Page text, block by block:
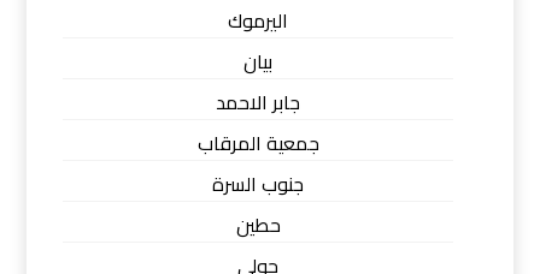
اليرموك
بيان
جابر الاحمد
جمعية المرقاب
جنوب السرة
حطين
حولي